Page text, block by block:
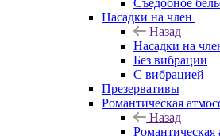
Съедобное
Насадки на член
Назад
Насадки на
Без вибрации
С вибрацией
Презервативы
Романтическая
Назад
Романтическая